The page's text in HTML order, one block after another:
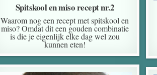
Spitskool en miso recept nr.2
Waarom nog een recept met spitskool en
miso? Omdat dit een gouden combinatie
is die je eigenlijk elke dag wel zou
kunnen eten!